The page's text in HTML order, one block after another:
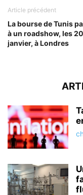
Article précédent
La bourse de Tunis
à un roadshow, les
janvier, à Londres